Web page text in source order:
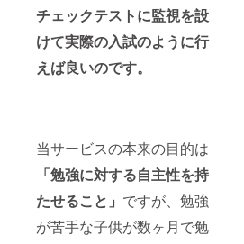
チェックテストに監視を設
けて実際の入試のように行
えば良いのです。
当サービスの本来の目的は
「勉強に対する自主性を持
たせること」 ですが、勉強
が苦手な子供が数ヶ月で勉